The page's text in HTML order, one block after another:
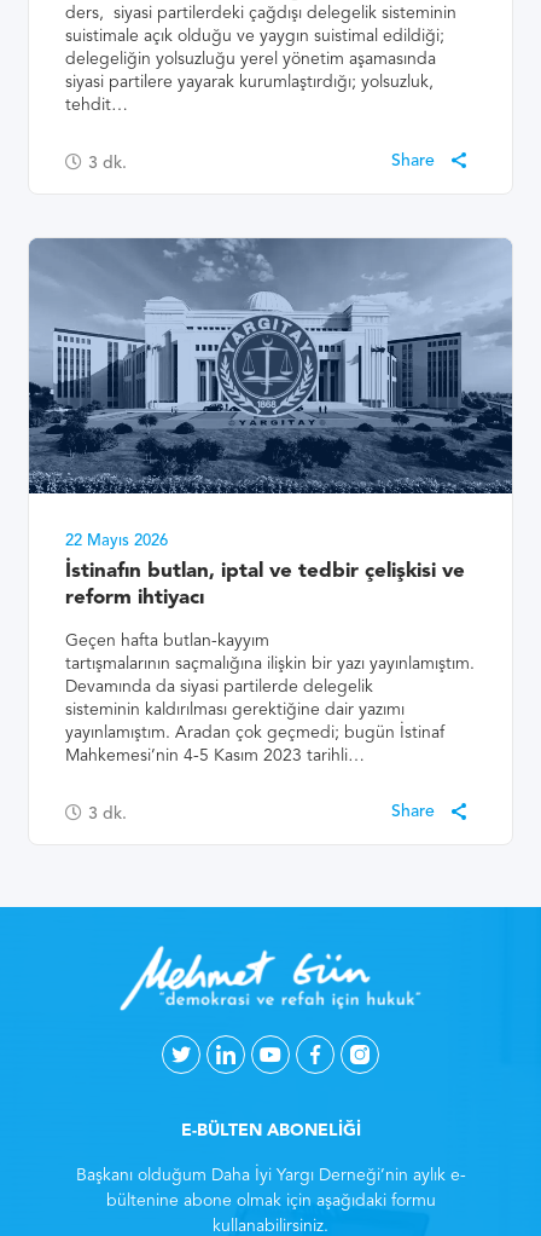
ders, siyasi partilerdeki çağdışı delegelik sisteminin
suistimale açık olduğu ve yaygın suistimal edildiği;
delegeliğin yolsuzluğu yerel yönetim aşamasında
siyasi partilere yayarak kurumlaştırdığı; yolsuzluk,
tehdit…
3 dk.
22 Mayıs 2026
İstinafın butlan, iptal ve tedbir çelişkisi ve
reform ihtiyacı
Geçen hafta butlan-kayyım
tartışmalarının saçmalığına ilişkin bir yazı yayınlamıştım.
Devamında da siyasi partilerde delegelik
sisteminin kaldırılması gerektiğine dair yazımı
yayınlamıştım. Aradan çok geçmedi; bugün İstinaf
Mahkemesi’nin 4-5 Kasım 2023 tarihli…
3 dk.
E-BÜLTEN ABONELİĞİ
Başkanı olduğum Daha İyi Yargı Derneği’nin aylık e-
bültenine abone olmak için aşağıdaki formu
kullanabilirsiniz.